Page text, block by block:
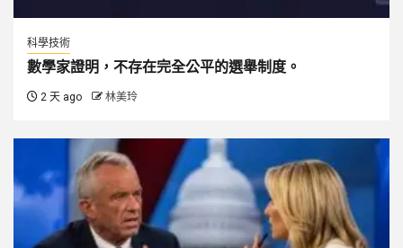
科學技術
數學家證明，不存在完全公平的選舉制度。
2 天 ago 林美玲